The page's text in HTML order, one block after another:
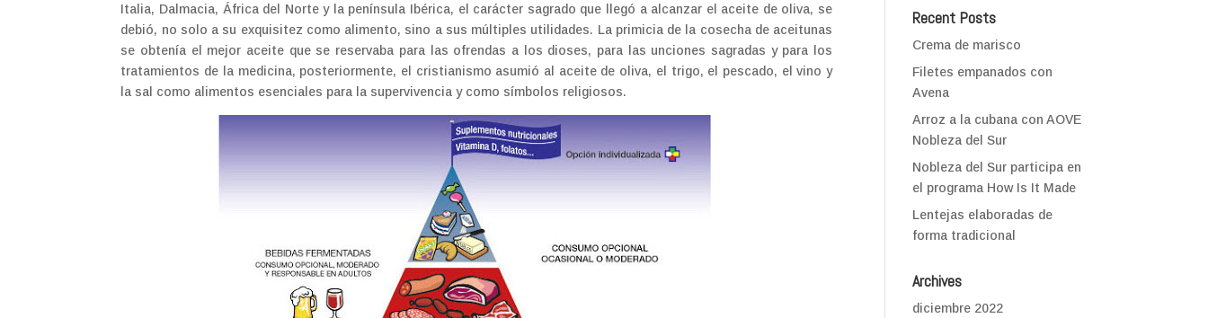
Italia, Dalmacia, África del Norte y la península Ibérica, el carácter sagrado que llegó a alcanzar el aceite de oliva, se
debió, no solo a su exquisitez como alimento, sino a sus múltiples utilidades. La primicia de la cosecha de aceitunas
se obtenía el mejor aceite que se reservaba para las ofrendas a los dioses, para las unciones sagradas y para los
tratamientos de la medicina, posteriormente, el cristianismo asumió al aceite de oliva, el trigo, el pescado, el vino y
la sal como alimentos esenciales para la supervivencia y como símbolos religiosos.
Recent Posts
Crema de marisco
Filetes empanados con
Avena
Arroz a la cubana con AOVE
Nobleza del Sur
Nobleza del Sur participa en
el programa How Is It Made
Lentejas elaboradas de
forma tradicional
Archives
diciembre 2022